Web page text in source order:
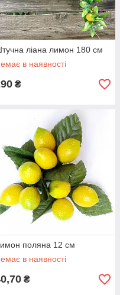
ліана лимон 180 см
в наявності
₴
поляна 12 см
в наявності
₴